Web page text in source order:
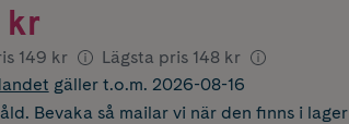
kr
149 kr Lägsta pris 148 kr
gäller t.o.m. 2026-08-16
Bevaka så mailar vi när den finns i lager